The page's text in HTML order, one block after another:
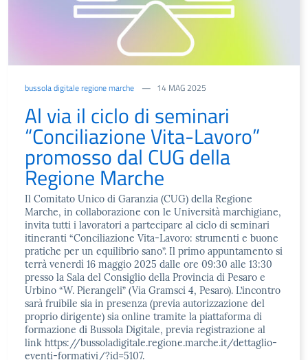
bussola digitale regione marche 14 MAG 2025
Al via il ciclo di seminari
“Conciliazione Vita-Lavoro”
promosso dal CUG della
Regione Marche
Il Comitato Unico di Garanzia (CUG) della Regione
Marche, in collaborazione con le Università marchigiane,
invita tutti i lavoratori a partecipare al ciclo di seminari
itineranti “Conciliazione Vita-Lavoro: strumenti e buone
pratiche per un equilibrio sano”. Il primo appuntamento si
terrà venerdì 16 maggio 2025 dalle ore 09:30 alle 13:30
presso la Sala del Consiglio della Provincia di Pesaro e
Urbino “W. Pierangeli” (Via Gramsci 4, Pesaro). L’incontro
sarà fruibile sia in presenza (previa autorizzazione del
proprio dirigente) sia online tramite la piattaforma di
formazione di Bussola Digitale, previa registrazione al
link https://bussoladigitale.regione.marche.it/dettaglio-
eventi-formativi/?id=5107.